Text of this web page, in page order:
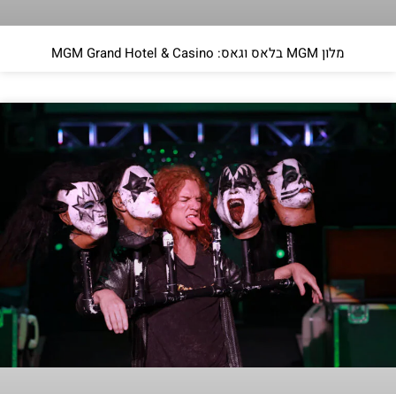
מלון MGM בלאס וגאס: MGM Grand Hotel & Casino